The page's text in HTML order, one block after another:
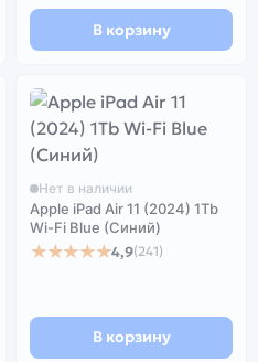
В корзину
Нет в наличии
Apple iPad Air 11 (2024) 1Tb
Wi-Fi Blue (Синий)
★★★★★4,9(241)
В корзину